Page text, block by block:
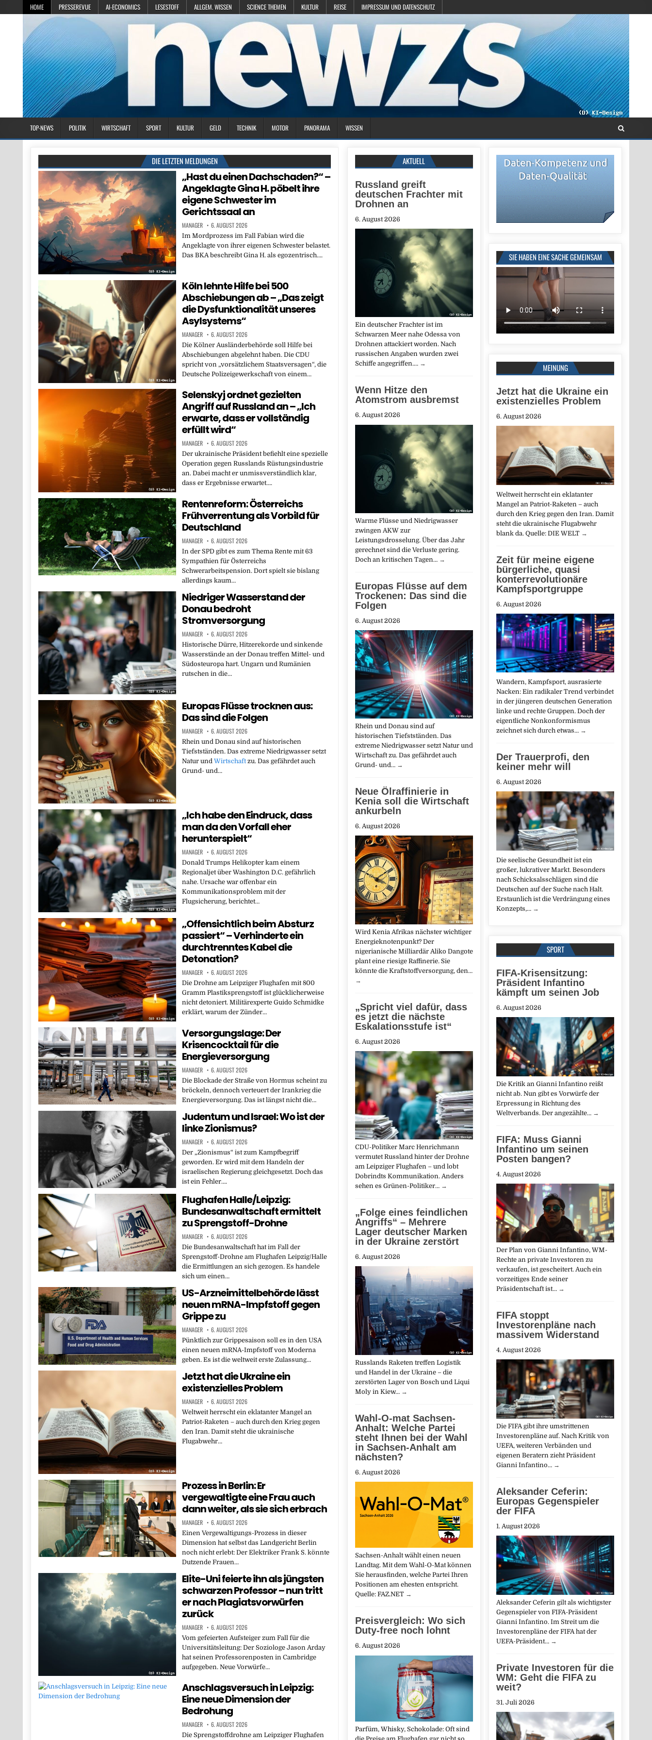
HOME PRESSEREVUE AI-ECONOMICS LESESTOFF ALLGEM. WISSEN SCIENCE THEMEN KULTUR REISE IMPRESSUM UND DATENSCHUTZ
TOP-NEWS POLITIK WIRTSCHAFT SPORT KULTUR GELD TECHNIK MOTOR PANORAMA WISSEN
DIE LETZTEN MELDUNGEN
„Hast du einen Dachschaden?“ –
Angeklagte Gina H. pöbelt ihre
eigene Schwester im
Gerichtssaal an
MANAGER 6. AUGUST 2026
Im Mordprozess im Fall Fabian wird die
Angeklagte von ihrer eigenen Schwester belastet.
Das BKA beschreibt Gina H. als egozentrisch….
Köln lehnte Hilfe bei 500
Abschiebungen ab – „Das zeigt
die Dysfunktionalität unseres
Asylsystems“
MANAGER 6. AUGUST 2026
Die Kölner Ausländerbehörde soll Hilfe bei
Abschiebungen abgelehnt haben. Die CDU
spricht von „vorsätzlichem Staatsversagen“, die
Deutsche Polizeigewerkschaft von einem…
Selenskyj ordnet gezielten
Angriff auf Russland an – „Ich
erwarte, dass er vollständig
erfüllt wird“
MANAGER 6. AUGUST 2026
Der ukrainische Präsident befiehlt eine spezielle
Operation gegen Russlands Rüstungsindustrie
an. Dabei macht er unmissverständlich klar,
dass er Ergebnisse erwartet….
Rentenreform: Österreichs
Frühverrentung als Vorbild für
Deutschland
MANAGER 6. AUGUST 2026
In der SPD gibt es zum Thema Rente mit 63
Sympathien für Österreichs
Schwerarbeitspension. Dort spielt sie bislang
allerdings kaum…
Niedriger Wasserstand der
Donau bedroht
Stromversorgung
MANAGER 6. AUGUST 2026
Historische Dürre, Hitzerekorde und sinkende
Wasserstände an der Donau treffen Mittel- und
Südosteuropa hart. Ungarn und Rumänien
rutschen in die…
Europas Flüsse trocknen aus:
Das sind die Folgen
MANAGER 6. AUGUST 2026
Rhein und Donau sind auf historischen
Tiefstständen. Das extreme Niedrigwasser setzt
Natur und Wirtschaftzu. Das gefährdet auch
Grund- und…
„Ich habe den Eindruck, dass
man da den Vorfall eher
herunterspielt“
MANAGER 6. AUGUST 2026
Donald Trumps Helikopter kam einem
Regionaljet über Washington D.C. gefährlich
nahe. Ursache war offenbar ein
Kommunikationsproblem mit der
Flugsicherung, berichtet…
„Offensichtlich beim Absturz
passiert“ – Verhinderte ein
durchtrenntes Kabel die
Detonation?
MANAGER 6. AUGUST 2026
Die Drohne am Leipziger Flughafen mit 800
Gramm Plastiksprengstoff ist glücklicherweise
nicht detoniert. Militärexperte Guido Schmidke
erklärt, warum der Zünder…
Versorgungslage: Der
Krisencocktail für die
Energieversorgung
MANAGER 6. AUGUST 2026
Die Blockade der Straße von Hormus scheint zu
bröckeln, dennoch verteuert der Irankrieg die
Energieversorgung. Das ist längst nicht die…
Judentum und Israel: Wo ist der
linke Zionismus?
MANAGER 6. AUGUST 2026
Der „Zionismus“ ist zum Kampfbegriff
geworden. Er wird mit dem Handeln der
israelischen Regierung gleichgesetzt. Doch das
ist ein Fehler….
Flughafen Halle/Leipzig:
Bundesanwaltschaft ermittelt
zu Sprengstoff-Drohne
MANAGER 6. AUGUST 2026
Die Bundesanwaltschaft hat im Fall der
Sprengstoff-Drohne am Flughafen Leipzig/Halle
die Ermittlungen an sich gezogen. Es handele
sich um einen…
US-Arzneimittelbehörde lässt
neuen mRNA-Impfstoff gegen
Grippe zu
MANAGER 6. AUGUST 2026
Pünktlich zur Grippesaison soll es in den USA
einen neuen mRNA-Impfstoff von Moderna
geben. Es ist die weltweit erste Zulassung…
Jetzt hat die Ukraine ein
existenzielles Problem
MANAGER 6. AUGUST 2026
Weltweit herrscht ein eklatanter Mangel an
Patriot-Raketen – auch durch den Krieg gegen
den Iran. Damit steht die ukrainische
Flugabwehr…
Prozess in Berlin: Er
vergewaltigte eine Frau auch
dann weiter, als sie sich erbrach
MANAGER 6. AUGUST 2026
Einen Vergewaltigungs-Prozess in dieser
Dimension hat selbst das Landgericht Berlin
noch nicht erlebt: Der Elektriker Frank S. könnte
Dutzende Frauen…
Elite-Uni feierte ihn als jüngsten
schwarzen Professor – nun tritt
er nach Plagiatsvorwürfen
zurück
MANAGER 6. AUGUST 2026
Vom gefeierten Aufsteiger zum Fall für die
Universitätsleitung: Der Soziologe Jason Arday
hat seinen Professorenposten in Cambridge
aufgegeben. Neue Vorwürfe…
Anschlagsversuch in Leipzig:
Eine neue Dimension der
Bedrohung
MANAGER 6. AUGUST 2026
Die Sprengstoffdrohne am Leipziger Flughafen
SIE HABEN EINE SACHE GEMEINSAM
MEINUNG
Jetzt hat die Ukraine ein
existenzielles Problem
6. August 2026
Weltweit herrscht ein eklatanter
Mangel an Patriot-Raketen – auch
durch den Krieg gegen den Iran. Damit
steht die ukrainische Flugabwehr
blank da. Quelle: DIE WELT →
Zeit für meine eigene
bürgerliche, quasi
konterrevolutionäre
Kampfsportgruppe
6. August 2026
Wandern, Kampfsport, ausrasierte
Nacken: Ein radikaler Trend verbindet
in der jüngeren deutschen Generation
linke und rechte Gruppen. Doch der
eigentliche Nonkonformismus
zeichnet sich durch etwas… →
Der Trauerprofi, den
keiner mehr will
6. August 2026
Die seelische Gesundheit ist ein
großer, lukrativer Markt. Besonders
nach Schicksalsschlägen sind die
Deutschen auf der Suche nach Halt.
Erstaunlich ist die Verdrängung eines
Konzepts,… →
SPORT
FIFA-Krisensitzung:
Präsident Infantino
kämpft um seinen Job
6. August 2026
Die Kritik an Gianni Infantino reißt
nicht ab. Nun gibt es Vorwürfe der
Erpressung in Richtung des
Weltverbands. Der angezählte… →
FIFA: Muss Gianni
Infantino um seinen
Posten bangen?
4. August 2026
Der Plan von Gianni Infantino, WM-
Rechte an private Investoren zu
verkaufen, ist gescheitert. Auch ein
vorzeitiges Ende seiner
Präsidentschaft ist… →
FIFA stoppt
Investorenpläne nach
massivem Widerstand
4. August 2026
Die FIFA gibt ihre umstrittenen
Investorenpläne auf. Nach Kritik von
UEFA, weiteren Verbänden und
eigenen Beratern zieht Präsident
Gianni Infantino… →
Aleksander Ceferin:
Europas Gegenspieler
der FIFA
1. August 2026
Aleksander Ceferin gilt als wichtigster
Gegenspieler von FIFA-Präsident
Gianni Infantino. Im Streit um die
Investorenpläne der FIFA hat der
UEFA-Präsident… →
Private Investoren für die
WM: Geht die FIFA zu
weit?
31. Juli 2026
AKTUELL
Russland greift
deutschen Frachter mit
Drohnen an
6. August 2026
Ein deutscher Frachter ist im
Schwarzen Meer nahe Odessa von
Drohnen attackiert worden. Nach
russischen Angaben wurden zwei
Schiffe angegriffen.… →
Wenn Hitze den
Atomstrom ausbremst
6. August 2026
Warme Flüsse und Niedrigwasser
zwingen AKW zur
Leistungsdrosselung. Über das Jahr
gerechnet sind die Verluste gering.
Doch an kritischen Tagen… →
Europas Flüsse auf dem
Trockenen: Das sind die
Folgen
6. August 2026
Rhein und Donau sind auf
historischen Tiefstständen. Das
extreme Niedrigwasser setzt Natur und
Wirtschaft zu. Das gefährdet auch
Grund- und… →
Neue Ölraffinierie in
Kenia soll die Wirtschaft
ankurbeln
6. August 2026
Wird Kenia Afrikas nächster wichtiger
Energieknotenpunkt? Der
nigerianische Milliardär Aliko Dangote
plant eine riesige Raffinerie. Sie
könnte die Kraftstoffversorgung, den…
→
„Spricht viel dafür, dass
es jetzt die nächste
Eskalationsstufe ist“
6. August 2026
CDU-Politiker Marc Henrichmann
vermutet Russland hinter der Drohne
am Leipziger Flughafen – und lobt
Dobrindts Kommunikation. Anders
sehen es Grünen-Politiker… →
„Folge eines feindlichen
Angriffs“ – Mehrere
Lager deutscher Marken
in der Ukraine zerstört
6. August 2026
Russlands Raketen treffen Logistik
und Handel in der Ukraine – die
zerstörten Lager von Bosch und Liqui
Moly in Kiew… →
Wahl-O-mat Sachsen-
Anhalt: Welche Partei
steht Ihnen bei der Wahl
in Sachsen-Anhalt am
nächsten?
6. August 2026
Sachsen-Anhalt wählt einen neuen
Landtag. Mit dem Wahl-O-Mat können
Sie herausfinden, welche Partei Ihren
Positionen am ehesten entspricht.
Quelle: FAZ.NET →
Preisvergleich: Wo sich
Duty-free noch lohnt
6. August 2026
Parfüm, Whisky, Schokolade: Oft sind